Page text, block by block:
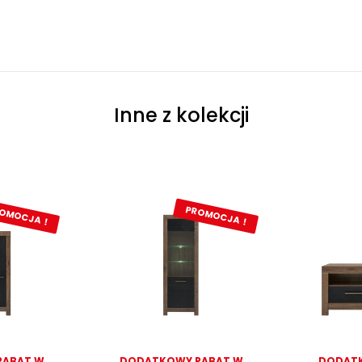
Inne z kolekcji
! PROMOCJA !